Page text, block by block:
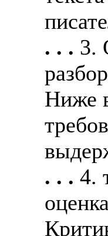
. . . 3.
Ниже
. . . 4.